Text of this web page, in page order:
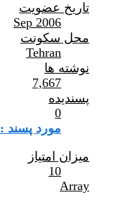
تاریخ عضویت
Sep 2006
محل سکونت
Tehran
نوشته ها
7,667
پسندیده
0
مورد پسند : 0 بار در 0 پست
میزان امتیاز
10
Array